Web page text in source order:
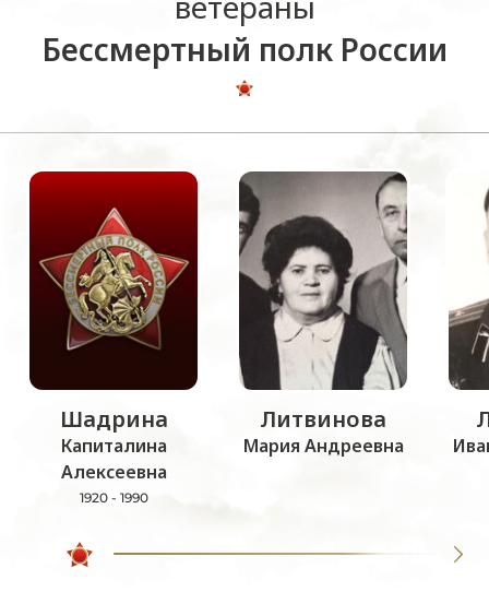
Бессмертный полк России
Шадрина
Капиталина
Алексеевна
1920 - 1990
Литвинова
Мария Андреевна